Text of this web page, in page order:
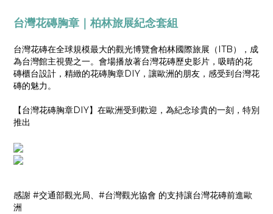
台灣花磚胸章 ｜柏林旅展紀念套組
台灣花磚在全球規模最大的觀光博覽會柏林國際旅展（ITB），成
為台灣館主視覺之一。會場播放著台灣花磚歷史影片，吸晴的花
磚櫃台設計，精緻的花磚胸章DIY，讓歐洲的朋友，感受到台灣花
磚的魅力。
【台灣花磚胸章DIY】在歐洲受到歡迎，為紀念珍貴的一刻，特別
推出
感謝 #交通部觀光局、 #台灣觀光協會 的支持讓台灣花磚前進歐
洲